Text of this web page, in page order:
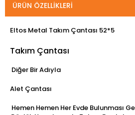
ÜRÜN ÖZELLIKLERI
Eltos Metal Takım Çantası 52*5
Takım Çantası
Diğer Bir Adıyla
Alet Çantası
Hemen Hemen Her Evde Bulunması